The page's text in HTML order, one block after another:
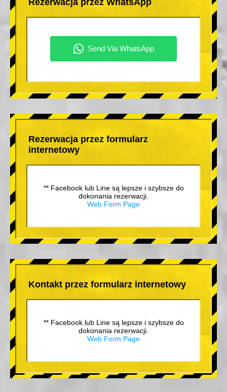
Rezerwacja przez formularz
internetowy
** Facebook lub Line są lepsze i szybsze do
dokonania rezerwacji.
Web Form Page
Kontakt przez formularz internetowy
** Facebook lub Line są lepsze i szybsze do
dokonania rezerwacji.
Web Form Page